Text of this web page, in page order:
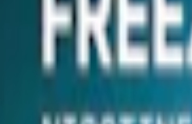
"Så förvarar du snuset rätt"